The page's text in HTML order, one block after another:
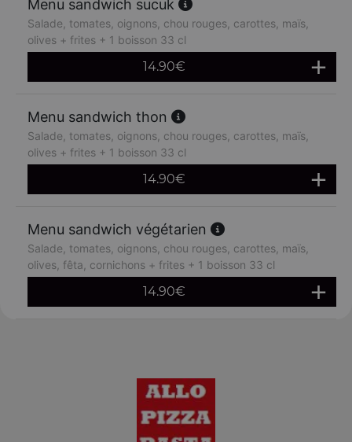
Menu sandwich sucuk
Salade, tomates, oignons, chou rouges, carottes, maïs,
olives + frites + 1 boisson 33 cl
14.90€
Menu sandwich thon
Salade, tomates, oignons, chou rouges, carottes, maïs,
olives + frites + 1 boisson 33 cl
14.90€
Menu sandwich végétarien
Salade, tomates, oignons, chou rouges, carottes, maïs,
olives, fêta, cornichons + frites + 1 boisson 33 cl
14.90€